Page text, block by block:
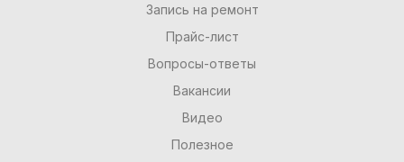
Запись на ремонт
Прайс-лист
Вопросы-ответы
Вакансии
Видео
Полезное